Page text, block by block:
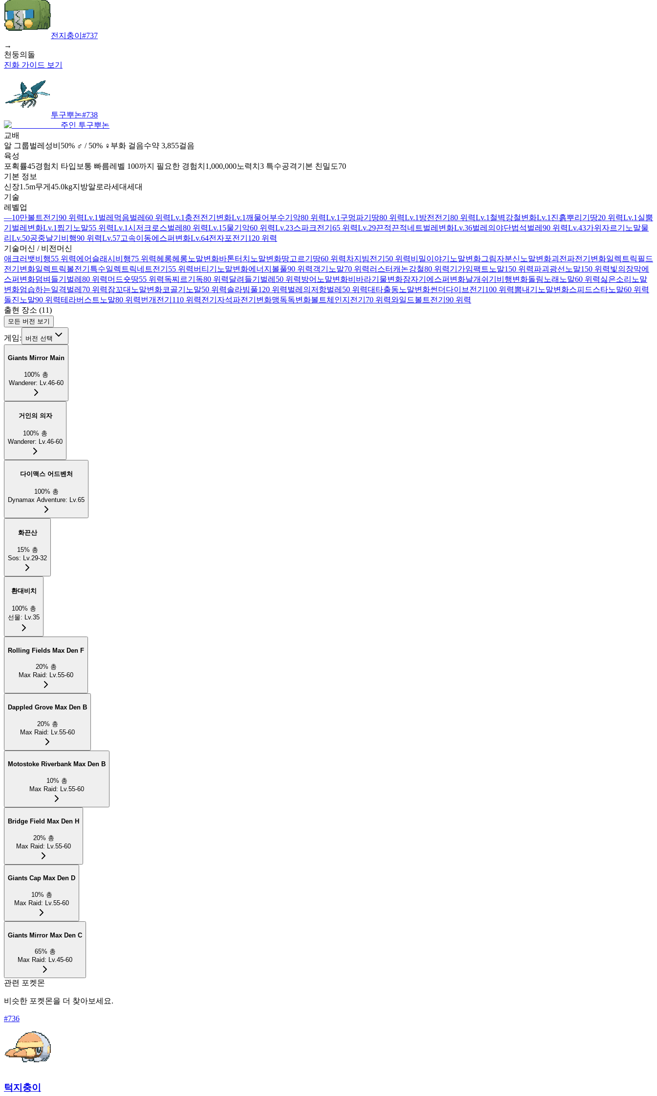
전지충이 #737
→
천둥의돌
진화 가이드 보기
투구뿌논#738
주인 투구뿌논
교배
알 그룹벌레 성비 50% ♂ / 50% ♀ 부화 걸음수약 3,855걸음
육성
포획률45경험치 타입 보통 빠름레벨 100까지 필요한 경험치 1,000,000노력치 3 특수공격기본 친밀도70
기본 정보
신장1.5m무게 45.0kg지방알로라세대세대
기술
레벨업
—10만볼트전기 90 위력Lv.1 벌레먹음벌레 60 위력Lv.1 충전 전기 변화Lv.1깨물어부수기 악80 위력Lv.1 구멍파기 땅80 위력Lv.1 방전 전기 80 위력Lv.1 철벽강철변화Lv.1 진흙뿌리기 땅20 위력Lv.1 실뿜
기 벌레 변화Lv.1 찝기 노말55 위력Lv.1시저크로스벌레 80 위력Lv.15물기 악60 위력Lv.23스파크전기 65 위력Lv.29끈적끈적네트벌레 변화Lv.36벌레의야단법석벌레 90 위력Lv.43가위자르기 노말물
리 Lv.50공중날기 비행90 위력Lv.57고속이동에스퍼 변화Lv.64전자포전기 120 위력
기술머신 / 비전머신
애크러뱃비행55 위력에어슬래시 비행75 위력헤롱헤롱노말변화바톤터치 노말변화땅고르기 땅60 위력차지빔전기 50 위력비밀이야기 노말변화그림자분신 노말변화괴전파전기 변화일렉트릭필드
전기 변화일렉트릭볼전기 특수일렉트릭네트전기 55 위력버티기 노말변화에너지볼풀90 위력객기 노말70 위력러스터캐논강철80 위력기가임팩트 노말150 위력파괴광선 노말150 위력빛의장막에
스퍼 변화덤벼들기 벌레 80 위력머드숏땅55 위력독찌르기 독80 위력달려들기 벌레 50 위력방어 노말변화비바라기 물변화잠자기 에스퍼 변화날개쉬기 비행변화돌림노래 노말60 위력싫은소리 노말
변화엄습하는일격벌레 70 위력잠꼬대 노말변화코골기 노말50 위력솔라빔풀120 위력벌레의저항벌레 50 위력대타출동노말변화썬더다이브 전기 100 위력뽐내기 노말변화스피드스타노말60 위력
돌진 노말90 위력테라버스트 노말80 위력번개 전기 110 위력전기자석파전기 변화맹독독변화볼트체인지 전기 70 위력와일드볼트전기 90 위력
출현 장소 (11)
모든 버전 보기
게임: 버전 선택
Giants Mirror Main
100% 총
Wanderer: Lv.46-60
거인의 의자
100% 총
Wanderer: Lv.46-60
다이맥스 어드벤처
100% 총
Dynamax Adventure: Lv.65
화끈산
15% 총
Sos: Lv.29-32
환대비치
100% 총
선물: Lv.35
Rolling Fields Max Den F
20% 총
Max Raid: Lv.55-60
Dappled Grove Max Den B
20% 총
Max Raid: Lv.55-60
Motostoke Riverbank Max Den B
10% 총
Max Raid: Lv.55-60
Bridge Field Max Den H
20% 총
Max Raid: Lv.55-60
Giants Cap Max Den D
10% 총
Max Raid: Lv.55-60
Giants Mirror Max Den C
65% 총
Max Raid: Lv.45-60
관련 포켓몬
비슷한 포켓몬을 더 찾아보세요.
#736
턱지충이